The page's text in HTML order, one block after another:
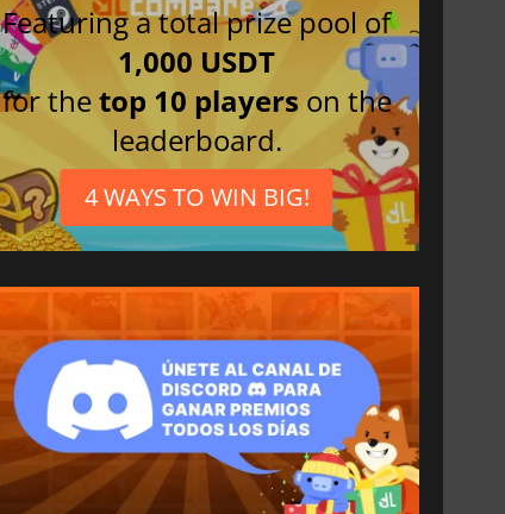
Featuring a total prize pool of
1,000 USDT
for thetop 10 players on the
leaderboard.
4 WAYS TO WIN BIG!